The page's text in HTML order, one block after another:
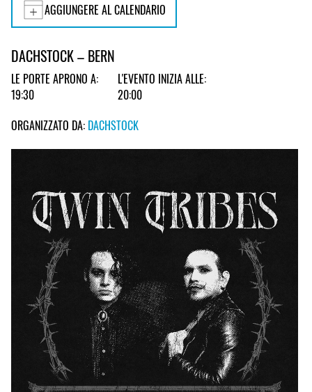
AGGIUNGERE AL CALENDARIO
DACHSTOCK – BERN
LE PORTE APRONO A:
19:30
L'EVENTO INIZIA ALLE:
20:00
ORGANIZZATO DA: DACHSTOCK